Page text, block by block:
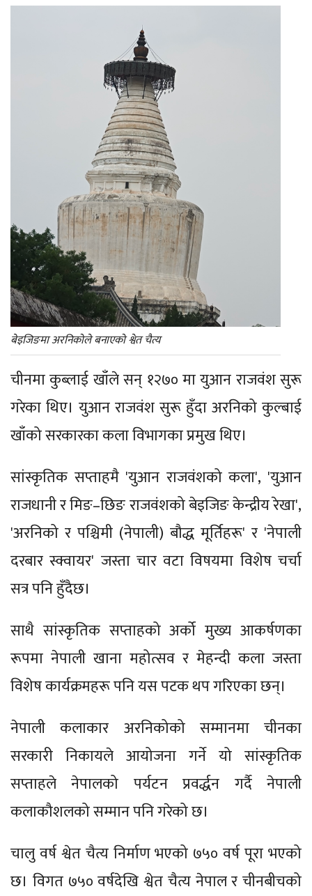
बेइजिङमा अरनिकोले बनाएको श्वेत चैत्य
चीनमा कुब्लाई खाँले सन् १२७० मा युआन राजवंश सुरू
गरेका थिए। युआन राजवंश सुरू हुँदा अरनिको कुल्बाई
खाँको सरकारका कला विभागका प्रमुख थिए।
सांस्कृतिक सप्ताहमै 'युआन राजवंशको कला', 'युआन
राजधानी र मिङ–छिङ राजवंशको बेइजिङ केन्द्रीय रेखा',
'अरनिको र पश्चिमी (नेपाली) बौद्ध मूर्तिहरू' र 'नेपाली
दरबार स्क्वायर' जस्ता चार वटा विषयमा विशेष चर्चा
सत्र पनि हुँदैछ।
साथै सांस्कृतिक सप्ताहको अर्को मुख्य आकर्षणका
रूपमा नेपाली खाना महोत्सव र मेहन्दी कला जस्ता
विशेष कार्यक्रमहरू पनि यस पटक थप गरिएका छन्।
नेपाली कलाकार अरनिकोको सम्मानमा चीनका
सरकारी निकायले आयोजना गर्ने यो सांस्कृतिक
सप्ताहले नेपालको पर्यटन प्रवर्द्धन गर्दै नेपाली
कलाकौशलको सम्मान पनि गरेको छ।
चालु वर्ष श्वेत चैत्य निर्माण भएको ७५० वर्ष पूरा भएको
छ। विगत ७५० वर्षदेखि श्वेत चैत्य नेपाल र चीनबीचको